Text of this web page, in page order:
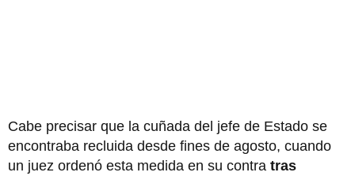
Cabe precisar que la cuñada del jefe de Estado se
encontraba recluida desde fines de agosto, cuando
un juez ordenó esta medida en su contra tras